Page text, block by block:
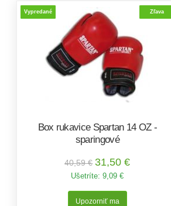
Vypredané Zľava
Box rukavice Spartan 14 OZ -
sparingové
40,59 € 31,50 €
Ušetríte:9,09 €
Upozorniť ma